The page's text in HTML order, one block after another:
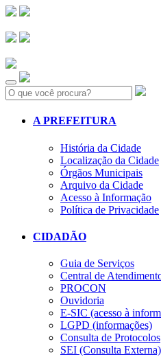
Search:
A PREFEITURA
História da Cidade
Localização da Cidade
Órgãos Municipais
Arquivo da Cidade
Acesso à Informação
Política de Privacidade
CIDADÃO
Guia de Serviços
Central de
PROCON
Ouvidoria
E-SIC (acesso à
LGPD (informações)
Consulta de Protocolos
SEI (Consulta Externa)